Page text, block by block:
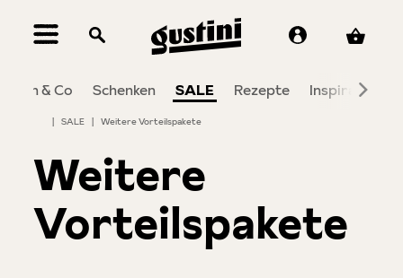
springen
Wein & Co Schenken SALE Rezepte Inspiration
| SALE | Weitere Vorteilspakete
Weitere
Vorteilspakete